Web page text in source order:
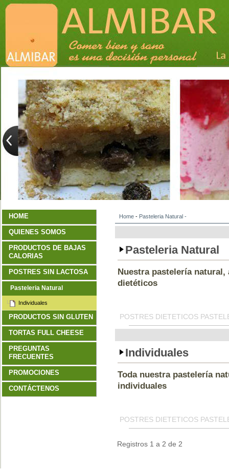
Home - Pasteleria Natural -
Pasteleria Natural
Nuestra pastelería
dietéticos
POSTRES DIETETICOS
Individuales
Toda nuestra pastelería
individuales
POSTRES DIETETICOS
Registros 1 a 2 de 2
HOME
QUIENES SOMOS
PRODUCTOS DE BAJAS
CALORIAS
POSTRES SIN LACTOSA
Pasteleria Natural
Individuales
PRODUCTOS SIN GLUTEN
TORTAS FULL CHEESE
PREGUNTAS
FRECUENTES
PROMOCIONES
CONTÁCTENOS